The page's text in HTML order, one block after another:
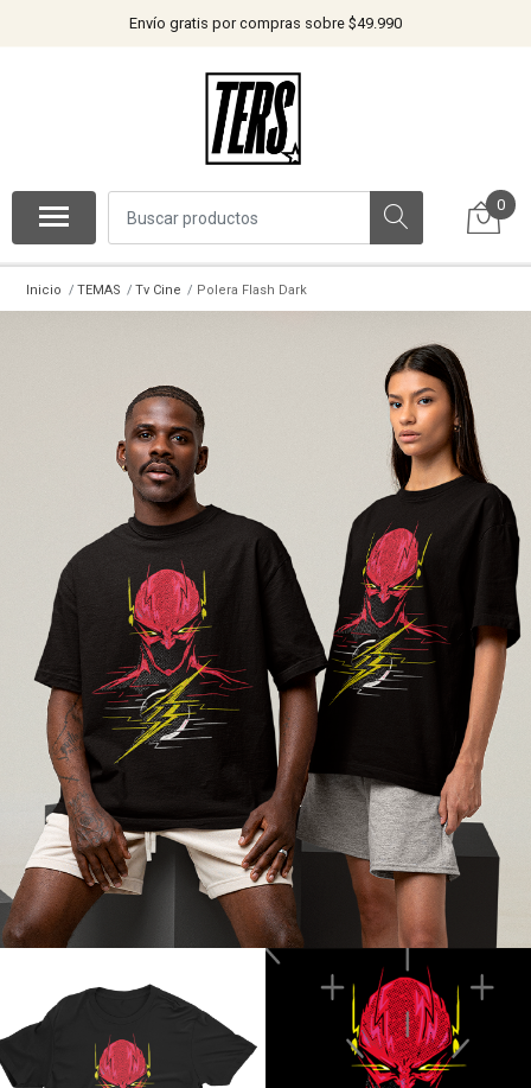
Envío gratis por compras sobre $49.990
0
Inicio TEMAS Tv Cine Polera Flash Dark